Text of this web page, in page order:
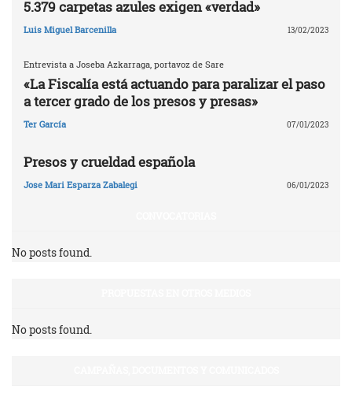
5.379 carpetas azules exigen «verdad»
Luis Miguel Barcenilla 13/02/2023
Entrevista a Joseba Azkarraga, portavoz de Sare
«La Fiscalía está actuando para paralizar el paso
a tercer grado de los presos y presas»
Ter García 07/01/2023
Presos y crueldad española
Jose Mari Esparza Zabalegi 06/01/2023
No posts found.
No posts found.